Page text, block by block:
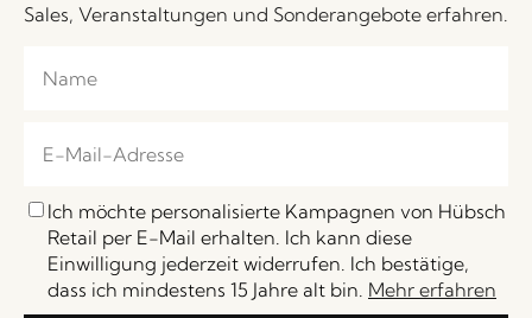
Sales, Veranstaltungen und Sonderangebote erfahren.
Ich möchte personalisierte Kampagnen von Hübsch
Retail per E-Mail erhalten. Ich kann diese
Einwilligung jederzeit widerrufen. Ich bestätige,
dass ich mindestens 15 Jahre alt bin. Mehr erfahren